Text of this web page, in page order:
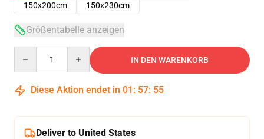
150x200cm
150x230cm
Größentabelle anzeigen
IN DEN WARENKORB
Diese Aktion endet in 01 : 57: 55
Deliver to United States